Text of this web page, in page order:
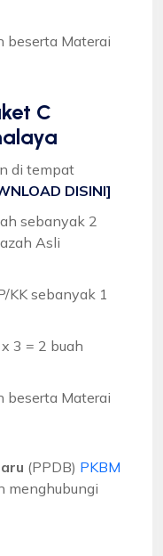
beserta Materai
C
di tempat
DISINI]
sebanyak 2
Asli
KK sebanyak 1
3 = 2 buah
beserta Materai
(PPDB) PKBM
menghubungi